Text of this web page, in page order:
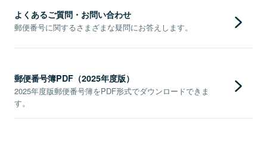
よくあるご質問・お問い合わせ
郵便番号に関するさまざまな疑問にお答えします。
郵便番号簿PDF（2025年度版）
2025年度版郵便番号簿をPDF形式でダウンロードできま
す。